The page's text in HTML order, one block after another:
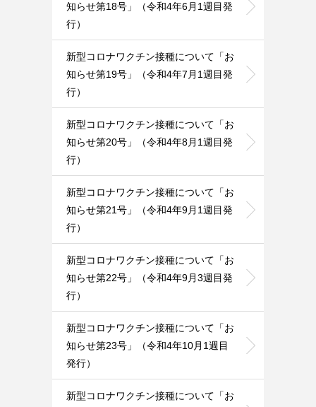
知らせ第18号」（令和4年6月1週目発
行）
新型コロナワクチン接種について「お
知らせ第19号」（令和4年7月1週目発
行）
新型コロナワクチン接種について「お
知らせ第20号」（令和4年8月1週目発
行）
新型コロナワクチン接種について「お
知らせ第21号」（令和4年9月1週目発
行）
新型コロナワクチン接種について「お
知らせ第22号」（令和4年9月3週目発
行）
新型コロナワクチン接種について「お
知らせ第23号」（令和4年10月1週目
発行）
新型コロナワクチン接種について「お